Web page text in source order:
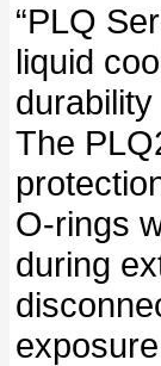
“PLQ
liquid
The
O-rings
during